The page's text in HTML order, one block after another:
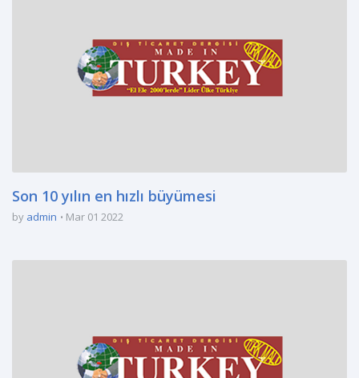
Son 10 yılın en hızlı büyümesi
by admin Mar 01 2022